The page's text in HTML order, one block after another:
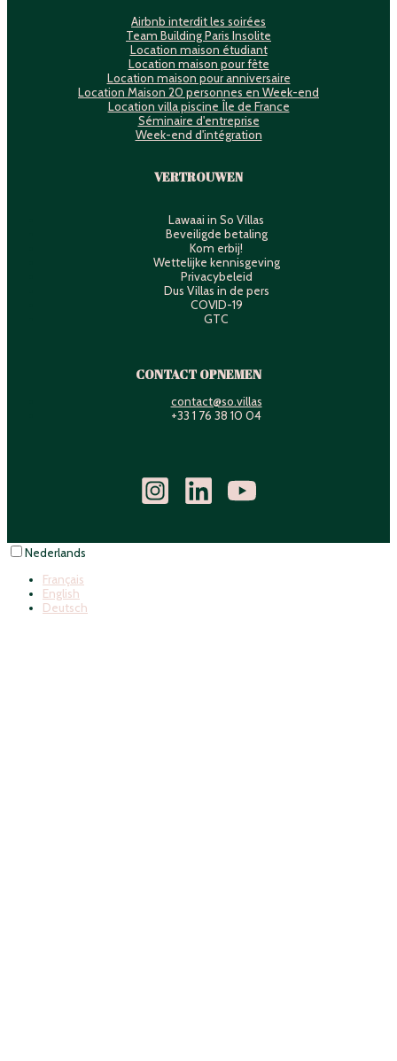
Airbnb interdit les soirées
Team Building Paris Insolite
Location maison étudiant
Location maison pour fête
Location maison pour anniversaire
Location Maison 20 personnes en Week-end
Location villa piscine Île de France
Séminaire d'entreprise
Week-end d'intégration
VERTROUWEN
Lawaai in So Villas
Beveiligde betaling
Kom erbij!
Wettelijke kennisgeving
Privacybeleid
Dus Villas in de pers
COVID-19
GTC
CONTACT OPNEMEN
contact@so.villas
+33 1 76 38 10 04
Nederlands
Français
English
Deutsch